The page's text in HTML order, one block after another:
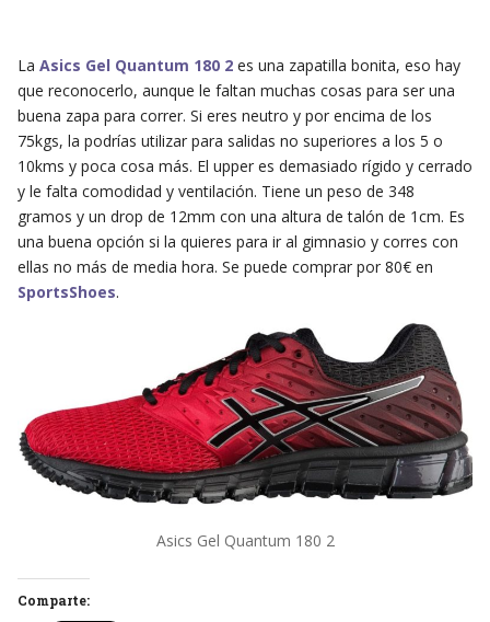
La Asics Gel Quantum 180 2es una zapatilla bonita, eso hay
que reconocerlo, aunque le faltan muchas cosas para ser una
buena zapa para correr. Si eres neutro y por encima de los
75kgs, la podrías utilizar para salidas no superiores a los 5 o
10kms y poca cosa más. El upper es demasiado rígido y cerrado
y le falta comodidad y ventilación. Tiene un peso de 348
gramos y un drop de 12mm con una altura de talón de 1cm. Es
una buena opción si la quieres para ir al gimnasio y corres con
ellas no más de media hora. Se puede comprar por 80€ en
SportsShoes.
Asics Gel Quantum 180 2
Comparte: